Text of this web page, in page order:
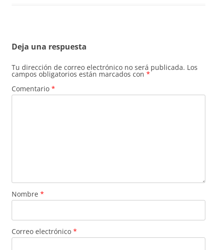
Deja una respuesta
Tu dirección de correo electrónico no será publicada. Los
campos obligatorios están marcados con *
Comentario *
Nombre *
Correo electrónico *